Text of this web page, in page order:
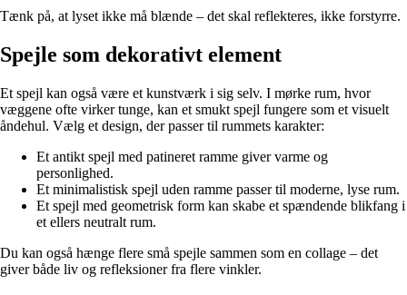
Tænk på, at lyset ikke må blænde – det skal reflekteres, ikke forstyrre.
Spejle som dekorativt element
Et spejl kan også være et kunstværk i sig selv. I mørke rum, hvor
væggene ofte virker tunge, kan et smukt spejl fungere som et visuelt
åndehul. Vælg et design, der passer til rummets karakter:
Et antikt spejl med patineret ramme giver varme og
personlighed.
Et minimalistisk spejl uden ramme passer til moderne, lyse rum.
Et spejl med geometrisk form kan skabe et spændende blikfang i
et ellers neutralt rum.
Du kan også hænge flere små spejle sammen som en collage – det
giver både liv og refleksioner fra flere vinkler.